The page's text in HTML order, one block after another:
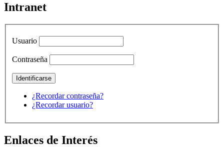
Intranet
Usuario
Contraseña
¿Recordar contraseña?
¿Recordar usuario?
Enlaces de Interés